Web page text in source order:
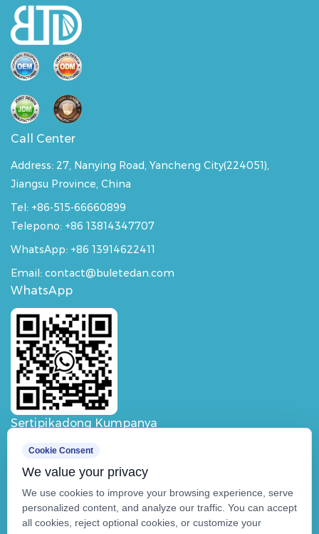
Call Center
Address: 27, Nanying Road, Yancheng City(224051),
Jiangsu Province, China
Tel: +86-515-66660899
Telepono: +86 13814347707
WhatsApp: +86 13914622411
Email: contact@buletedan.com
WhatsApp
Sertipikadong Kumpanya
Cookie Consent
We value your privacy
We use cookies to improve your browsing experience, serve
personalized content, and analyze our traffic. You can accept
all cookies, reject optional cookies, or customize your